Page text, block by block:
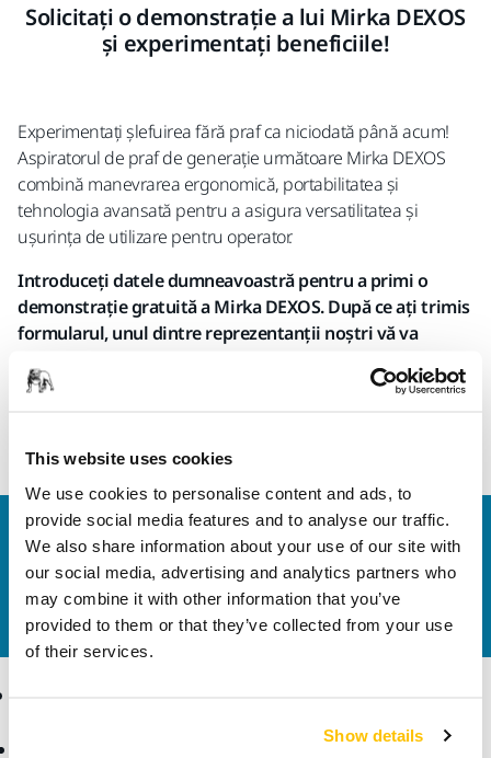
This website uses cookies
We use cookies to personalise content and ads, to
provide social media features and to analyse our traffic.
We also share information about your use of our site with
our social media, advertising and analytics partners who
may combine it with other information that you’ve
provided to them or that they’ve collected from your use
of their services.
Show details
Solicitați o demonstrație a lui Mirka DEXOS
și experimentați beneficiile!
Experimentați șlefuirea fără praf ca niciodată până acum!
Aspiratorul de praf de generație următoare Mirka DEXOS
combină manevrarea ergonomică, portabilitatea și
tehnologia avansată pentru a asigura versatilitatea și
ușurința de utilizare pentru operator.
Introduceți datele dumneavoastră pentru a primi o
demonstrație gratuită a Mirka DEXOS. După ce ați trimis
formularul, unul dintre reprezentanții noștri vă va
demonstrație.
profesioniști cu cod fiscal înregistrat.
Contactaţi-ne
Doriți să aflați mai multe?Vă rugăm să ne contactați
iar echipa noastră de suport formată din experți vă
va răspunde la întrebări.